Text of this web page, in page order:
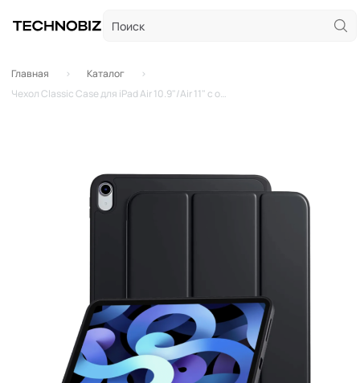
Главная
Каталог
Чехол Classic Case для iPad Air 10.9"/Air 11" с отсеком для стилуса (Черный)